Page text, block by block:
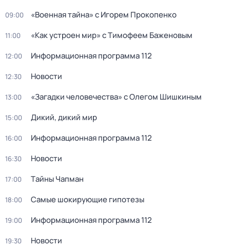
09:00 «Военная тайна» с Игорем Прокопенко
11:00 «Как устроен мир» с Тимофеем Баженовым
12:00 Информационная программа 112
12:30 Новости
13:00 «Загадки человечества» с Олегом Шишкиным
15:00 Дикий, дикий мир
16:00 Информационная программа 112
16:30 Новости
17:00 Тaйны Чапман
18:00 Самые шoкиpующие гипотезы
19:00 Информационная программа 112
19:30 Новости